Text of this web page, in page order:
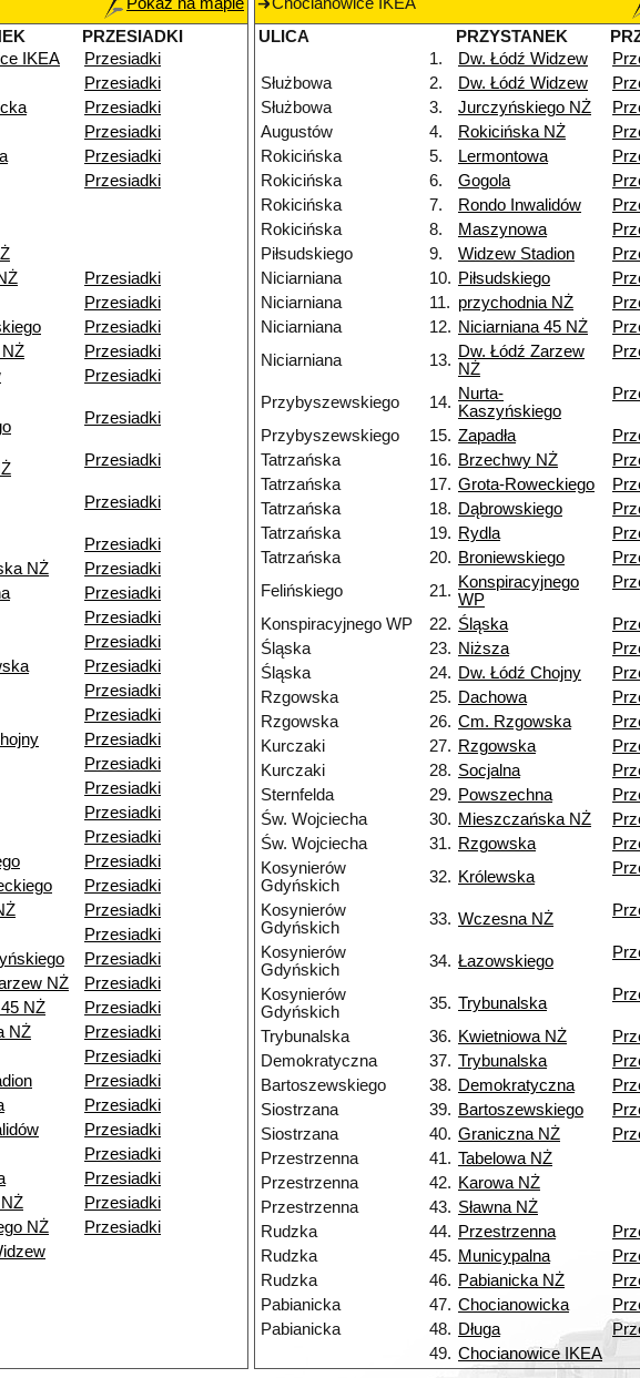
PRZESIADKI
IKEA
Przesiadki
Przesiadki
Przesiadki
Przesiadki
Przesiadki
Przesiadki
Przesiadki
Przesiadki
Przesiadki
NŻ
Przesiadki
Przesiadki
Przesiadki
Przesiadki
Przesiadki
Przesiadki
NŻ
Przesiadki
Przesiadki
Przesiadki
Przesiadki
Przesiadki
Przesiadki
Przesiadki
Przesiadki
Przesiadki
Przesiadki
Przesiadki
Przesiadki
Przesiadki
Przesiadki
Przesiadki
Przesiadki
Przesiadki
NŻ
Przesiadki
NŻ
Przesiadki
NŻ
Przesiadki
Przesiadki
Przesiadki
Przesiadki
Przesiadki
Przesiadki
Przesiadki
Przesiadki
NŻ
Przesiadki
ULICA
PRZYSTANEK
1.
Dw. Łódź Widzew
Służbowa
2. Dw. Łódź Widzew
Służbowa
3. Jurczyńskiego NŻ
Augustów
4. Rokicińska NŻ
Rokicińska
5. Lermontowa
Rokicińska
6. Gogola
Rokicińska
7. Rondo Inwalidów
Rokicińska
8. Maszynowa
Piłsudskiego
9. Widzew Stadion
Niciarniana
10. Piłsudskiego
Niciarniana
11. przychodnia NŻ
Niciarniana
12. Niciarniana 45 NŻ
Niciarniana
13. Dw. Łódź Zarzew
NŻ
Przybyszewskiego 14. Nurta-
Kaszyńskiego
Przybyszewskiego 15. Zapadła
Tatrzańska
16. Brzechwy NŻ
Tatrzańska
17. Grota-Roweckiego
Tatrzańska
18. Dąbrowskiego
Tatrzańska
19. Rydla
Tatrzańska
20. Broniewskiego
Felińskiego
21. Konspiracyjnego
WP
Konspiracyjnego WP 22. Śląska
Śląska
23. Niższa
Śląska
24. Dw. Łódź Chojny
Rzgowska
25. Dachowa
Rzgowska
26. Cm. Rzgowska
Kurczaki
27. Rzgowska
Kurczaki
28. Socjalna
Sternfelda
29. Powszechna
Św. Wojciecha
30. Mieszczańska NŻ
Św. Wojciecha
31. Rzgowska
Kosynierów
Gdyńskich
32. Królewska
Kosynierów
Gdyńskich
33. Wczesna NŻ
Kosynierów
Gdyńskich
34. Łazowskiego
Kosynierów
Gdyńskich
35. Trybunalska
Trybunalska 36. Kwietniowa NŻ
Demokratyczna
37. Trybunalska
Bartoszewskiego
38. Demokratyczna
Siostrzana
39. Bartoszewskiego
Siostrzana
40. Graniczna NŻ
Przestrzenna
41. Tabelowa NŻ
Przestrzenna
42. Karowa NŻ
Przestrzenna
43. Sławna NŻ
Rudzka
44. Przestrzenna
Rudzka
45. Municypalna
Rudzka
46. Pabianicka NŻ
Pabianicka
47. Chocianowicka
Pabianicka
48. Długa
49. Chocianowice IKEA